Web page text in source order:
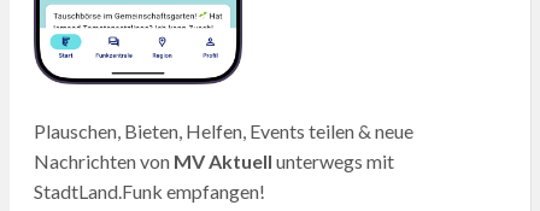
Plauschen, Bieten, Helfen, Events teilen & neue
Nachrichten von MV Aktuell unterwegs mit
StadtLand.Funk empfangen!